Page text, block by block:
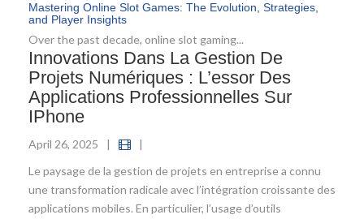
Mastering Online Slot Games: The Evolution, Strategies,
and Player Insights
Over the past decade, online slot gaming...
Innovations Dans La Gestion De
Projets Numériques : L’essor Des
Applications Professionnelles Sur
IPhone
April 26, 2025 |
|
Le paysage de la gestion de projets en entreprise a connu
une transformation radicale avec l’intégration croissante des
applications mobiles. En particulier, l’usage d’outils